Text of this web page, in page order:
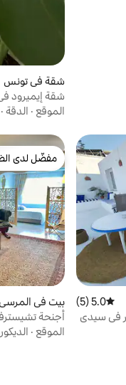
شقة في تونس
شقة إيميرود
الموقع · الدقة ·
متوسط التقييم 5.0 من 5، 5 مراجعات
5.0 (5)
في سيدي
مفضّل لدى
مفضّل لدى
بيت في المرسى
أجنحة
غامارث
الموقع · الديكور